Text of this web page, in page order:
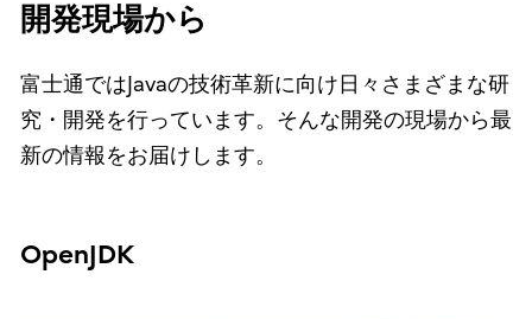
開発現場から
富士通ではJavaの技術革新に向け日々さまざまな研
究・開発を行っています。そんな開発の現場から最
新の情報をお届けします。
OpenJDK